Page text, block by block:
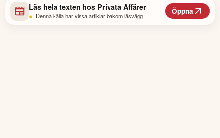
Läs hela texten hos Privata Affärer
• Denna källa har vissa artiklar bakom läsvägg
Öppna